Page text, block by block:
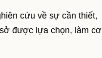
cứu về sự cần thiết,
được lựa chọn, làm cơ